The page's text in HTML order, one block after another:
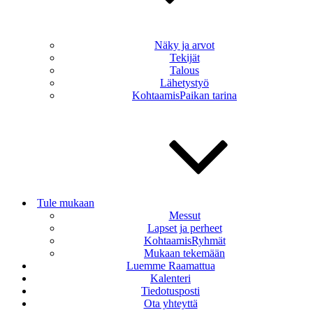
Näky ja arvot
Tekijät
Talous
Lähetystyö
KohtaamisPaikan tarina
Tule mukaan
Messut
Lapset ja perheet
KohtaamisRyhmät
Mukaan tekemään
Luemme Raamattua
Kalenteri
Tiedotusposti
Ota yhteyttä